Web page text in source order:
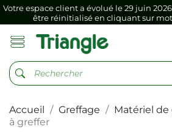
Votre espace client a évolué le 29 juin
être réinitialisé en cliquant sur
Si vous aviez mémorisé votre précédent
navigateur internet, il doit être
Votre espace client a évolué le 29 juin
être réinitialisé en cliquant sur
Si vous aviez mémorisé votre précédent
navigateur internet, il doit être
Accueil Greffage Matériel de
à greffer